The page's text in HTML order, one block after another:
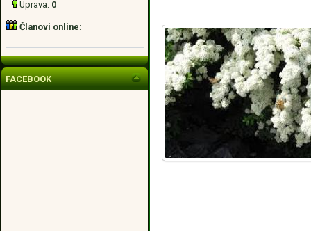
Uprava: 0
Članovi online:
FACEBOOK